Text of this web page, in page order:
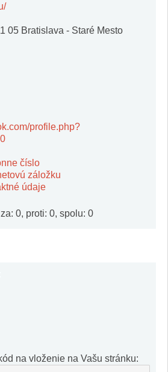
05 Bratislava - Staré Mesto
profile.php?
číslo
záložku
údaje
0, proti: 0, spolu: 0
na vloženie na Vašu stránku: